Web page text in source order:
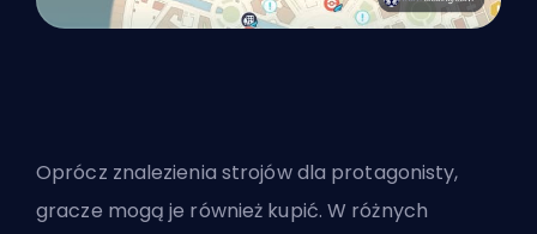
Oprócz znalezienia strojów dla protagonisty,
gracze mogą je również kupić. W różnych